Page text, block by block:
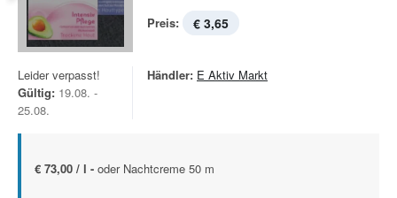
Preis: € 3,65
Leider verpasst!
Gültig: 19.08. -
25.08.
Händler: E Aktiv Markt
€ 73,00 / l - oder Nachtcreme 50 m